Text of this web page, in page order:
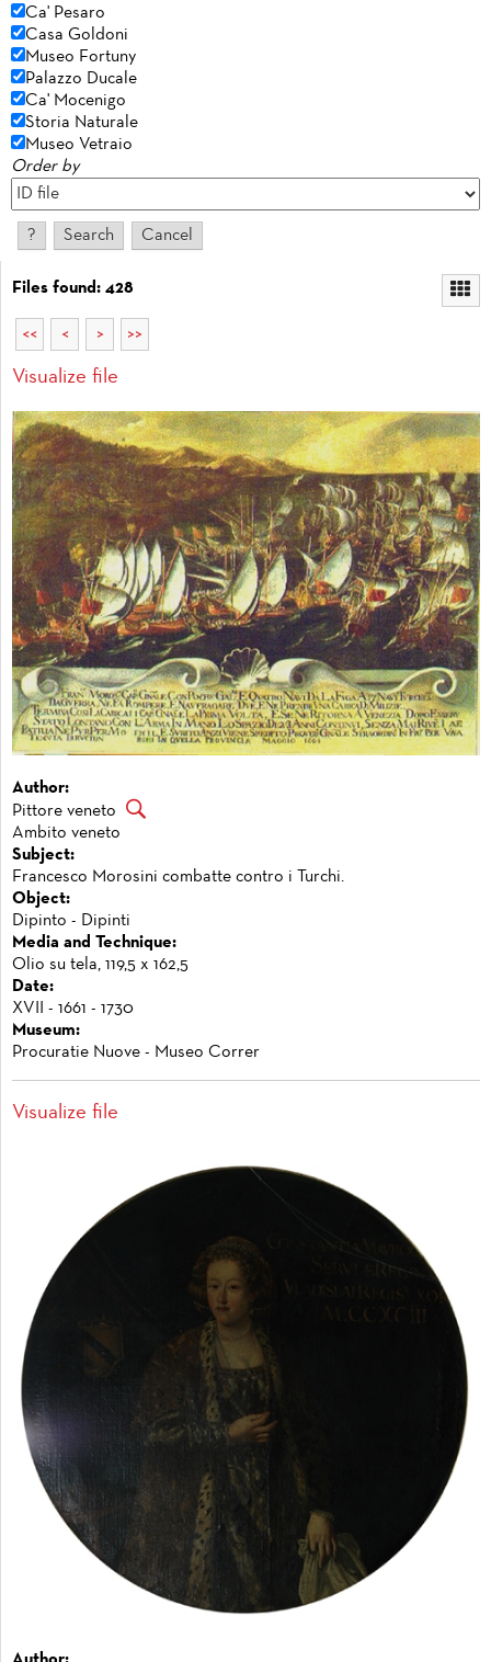
Ca' Pesaro
Casa Goldoni
Museo Fortuny
Palazzo Ducale
Ca' Mocenigo
Storia Naturale
Museo Vetraio
Order by
Files found: 428
<< < > >>
Visualize file
Author:
Pittore veneto
Ambito veneto
Subject:
Francesco Morosini combatte contro i Turchi.
Object:
Dipinto - Dipinti
Media and Technique:
Olio su tela, 119,5 x 162,5
Date:
XVII - 1661 - 1730
Museum:
Procuratie Nuove - Museo Correr
Visualize file